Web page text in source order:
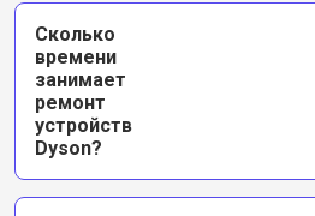
Сколько
времени
занимает
ремонт
устройств
Dyson?